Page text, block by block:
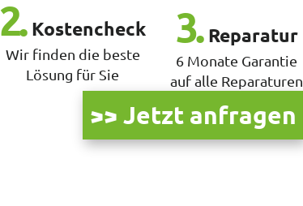
2. Kostencheck
Wir finden die beste
Lösung für Sie
3. Reparatur
6 Monate Garantie
auf alle Reparaturen
>> Jetzt anfragen